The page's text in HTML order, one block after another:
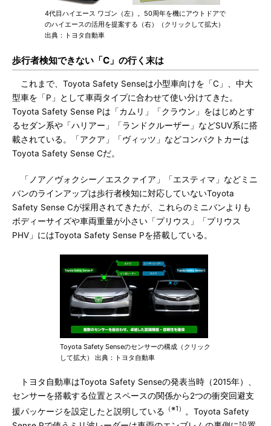
4代目ハイエース ワゴン（左）。50周年を機にアウトドアで
のハイエースの活用を提案する（右）（クリックして拡大）
出典：トヨタ自動車
歩行者検知できない「C」の行く末は
これまで、Toyota Safety Senseは小型車向けを「C」、中大
型車を「P」として車両タイプに合わせて使い分けてきた。
Toyota Safety Sense Pは「カムリ」「クラウン」をはじめとす
るセダン系や「ハリアー」「ランドクルーザー」などSUV系に搭
載されている。「アクア」「ヴィッツ」などコンパクトカーは
Toyota Safety Sense Cだ。
「ノア／ヴォクシー／エスクァイア」「エスティマ」などミニ
バンのラインアップは歩行者検知に対応していないToyota
Safety Sense Cが採用されてきたが、これらのミニバンよりも
ボディーサイズや車両重量が小さい「プリウス」「プリウス
PHV」にはToyota Safety Sense Pを搭載している。
Toyota Safety Senseのセンサーの構成（クリック
して拡大） 出典：トヨタ自動車
トヨタ自動車はToyota Safety Senseの発表当時（2015年）、
センサーを搭載する位置とスペースの関係から2つの衝突回避支
援パッケージを設定したと説明している （※1）
。Toyota Safety